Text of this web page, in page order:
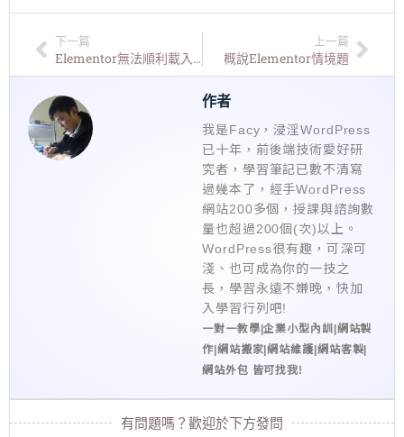
下一篇
Elementor無法順利載入完成的可能原因搜整￼
上一篇
概說Elementor情境題
作者
我是Facy，浸淫WordPress
已十年，前後端技術愛好研
究者，學習筆記已數不清寫
過幾本了，經手WordPress
網站200多個，授課與諮詢數
量也超過200個(次)以上。
WordPress很有趣，可深可
淺、也可成為你的一技之
長，學習永遠不嫌晚，快加
入學習行列吧!
一對一教學|企業小型內訓|網站製
作|網站搬家|網站維護|網站客製|
網站外包 皆可找我!
有問題嗎？歡迎於下方發問